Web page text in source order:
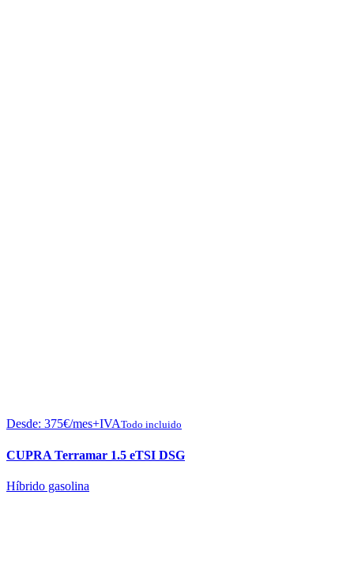
Desde: 375€/mes+IVATodo incluido
CUPRA Terramar 1.5 eTSI DSG
Híbrido gasolina